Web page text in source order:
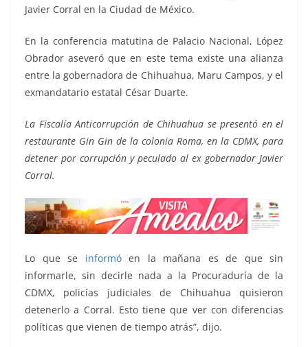
Javier Corral en la Ciudad de México.
En la conferencia matutina de Palacio Nacional, López
Obrador aseveró que en este tema existe una alianza
entre la gobernadora de Chihuahua, Maru Campos, y el
exmandatario estatal César Duarte.
La Fiscalía Anticorrupción de Chihuahua se presentó en el
restaurante Gin Gin de la colonia Roma, en la CDMX, para
detener por corrupción y peculado al ex gobernador Javier
Corral.
Lo que se informóen la mañana es de que sin
informarle, sin decirle nada a la Procuraduría de la
CDMX, policías judiciales de Chihuahua quisieron
detenerlo a Corral. Esto tiene que ver con diferencias
políticas que vienen de tiempo atrás”, dijo.